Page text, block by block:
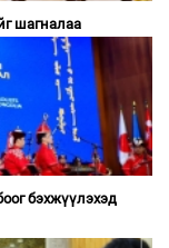
шагналаа
бэхжүүлэхэд